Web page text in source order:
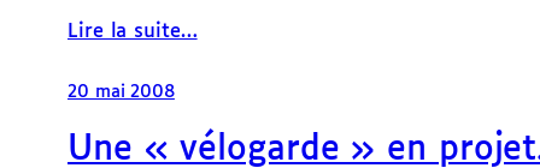
Lire la suite…
20 mai 2008
Une « vélogarde » en